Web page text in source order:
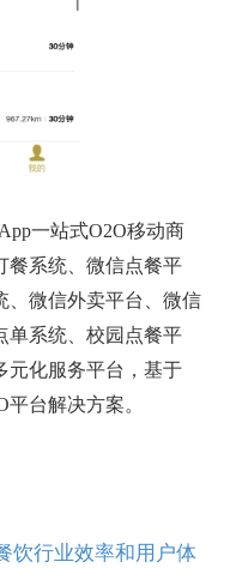
一站式O2O移动商
餐系统、微信点餐平
、微信外卖平台、微信
单系统、校园点餐平
元化服务平台，基于
平台解决方案。
饮行业效率和用户体